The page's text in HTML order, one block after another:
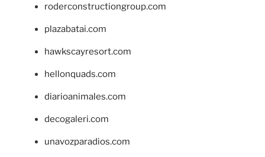
roderconstructiongroup.com
plazabatai.com
hawkscayresort.com
hellonquads.com
diarioanimales.com
decogaleri.com
unavozparadios.com